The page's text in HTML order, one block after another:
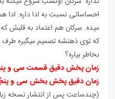
احساساتی نسبت به ادا داره.
میده. سرکان هم اعتماد به قلبش
که توی ذهنشه تصمیم میگیره طرف
بخاطر بیاره؟
زمان پخش دقیق قسمت سی و
زمان دقیق پخش بخش سی و
(چندساعت پس از انتشار نسخه